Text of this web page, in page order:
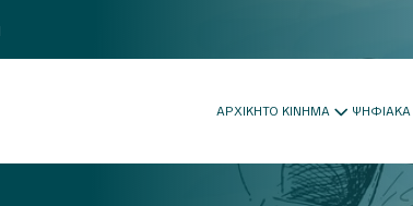
ΑΡΧΙΚΗΤΟ ΚΙΝΗΜΑ ΨΗΦΙΑΚΑ